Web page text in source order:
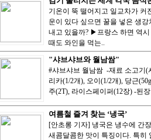
기온이 뚝 떨어지고 일교차가 커
운이 있다 싶으면 꿀을 넣은 생
내고 있을까? ▶프랑스 하면 역시
때도 와인을 먹는..
"샤브샤브와 월남쌈"
#샤브샤브 월남쌈 -재료 소고기(
리카(1/2개), 오이(1/2개), 당근
주(2T), 라이스페이퍼(12장) -된
여름철 즐겨 찾는 ‘냉국’
[안초롱 기자] 냉국은 냉수에 간
새콤달콤한 맛이 특징이다. 특히